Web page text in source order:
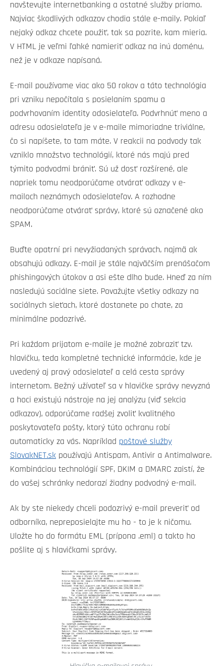
navštevujte internetbanking a ostatné služby priamo.
Najviac škodlivých odkazov chodia stále e-maily. Pokiaľ
nejaký odkaz chcete použiť, tak sa pozrite, kam mieria.
V HTML je veľmi ľahké namieriť odkaz na inú doménu,
než je v odkaze napísaná.
E-mail používame viac ako 50 rokov a táto technológia
pri vzniku nepočítala s posielaním spamu a
podvrhovaním identity odosielateľa. Podvrhnúť meno a
adresu odosielateľa je v e-maile mimoriadne triviálne,
čo si napíšete, to tam máte. V reakcii na podvody tak
vzniklo množstvo technológií, ktoré nás majú pred
týmito podvodmi brániť. Sú už dosť rozšírené, ale
napriek tomu neodporúčame otvárať odkazy v e-
mailoch neznámych odosielateľov. A rozhodne
neodporúčame otvárať správy, ktoré sú označené ako
SPAM.
Buďte opatrní pri nevyžiadaných správach, najmä ak
obsahujú odkazy. E-mail je stále najväčším prenášačom
phishingových útokov a asi ešte dlho bude. Hneď za ním
nasledujú sociálne siete. Považujte všetky odkazy na
sociálnych sieťach, ktoré dostanete po chate, za
minimálne podozrivé.
Pri každom prijatom e-maile je možné zobraziť tzv.
hlavičku, teda kompletné technické informácie, kde je
uvedený aj pravý odosielateľ a celá cesta správy
internetom. Bežný užívateľ sa v hlavičke správy nevyzná
a hoci existujú nástroje na jej analýzu (viď sekcia
odkazov), odporúčame radšej zvoliť kvalitného
poskytovateľa pošty, ktorý túto ochranu robí
automaticky za vás. Napríklad poštové služby
SlovakNET.sk používajú Antispam, Antivir a Antimalware.
Kombináciou technológií SPF, DKIM a DMARC zaistí, že
do vašej schránky nedorazí žiadny podvodný e-mail.
Ak by ste niekedy chceli podozrivý e-mail preveriť od
odborníka, nepreposielajte mu ho - to je k ničomu.
Uložte ho do formátu EML (prípona .eml) a takto ho
pošlite aj s hlavičkami správy.